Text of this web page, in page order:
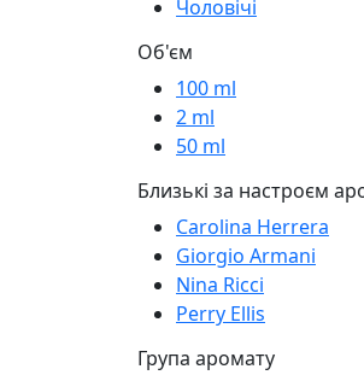
Чоловічі
Об'єм
100 ml
2 ml
50 ml
Близькі за настроєм
Carolina Herrera
Giorgio Armani
Nina Ricci
Perry Ellis
Група аромату